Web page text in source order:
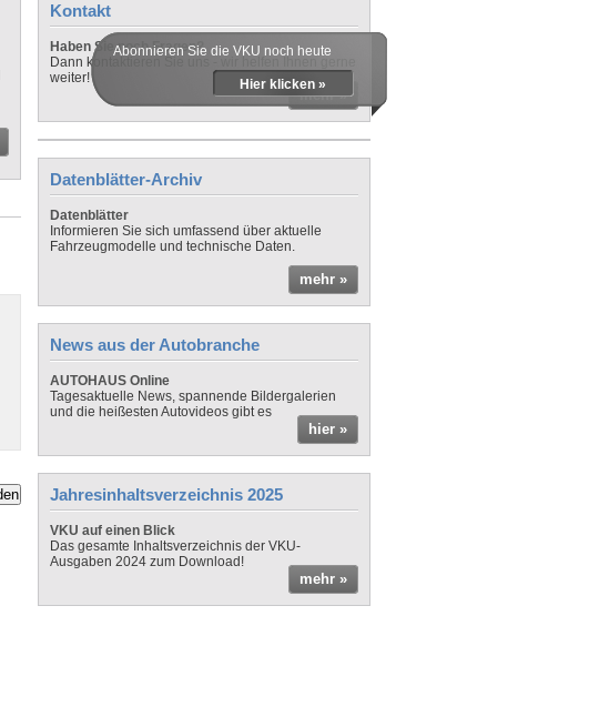
Kontakt
Haben Sie noch Fragen?
Dann kontaktieren Sie uns - wir helfen Ihnen gerne
weiter!
mehr »
Abonnieren Sie die VKU noch heute
Hier klicken »
Datenblätter-Archiv
Datenblätter
Informieren Sie sich umfassend über aktuelle
Fahrzeugmodelle und technische Daten.
mehr »
News aus der Autobranche
AUTOHAUS Online
Tagesaktuelle News, spannende Bildergalerien
und die heißesten Autovideos gibt es
hier »
Jahresinhaltsverzeichnis 2025
VKU auf einen Blick
Das gesamte Inhaltsverzeichnis der VKU-
Ausgaben 2024 zum Download!
mehr »